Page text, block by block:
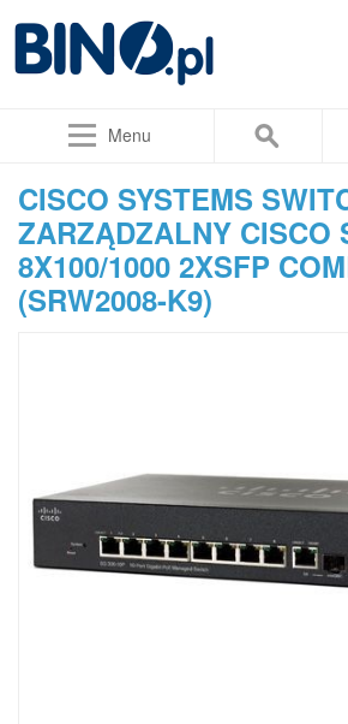
Menu
CISCO SYSTEMS
ZARZĄDZALNY CISCO
8X100/1000 2XSFP
(SRW2008-K9)